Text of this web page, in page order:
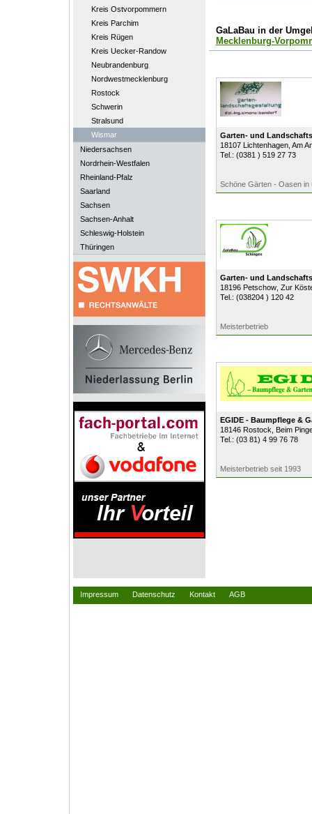
Kreis Ostvorpommern
Kreis Parchim
Kreis Rügen
Kreis Uecker-Randow
Neubrandenburg
Nordwestmecklenburg
Rostock
Schwerin
Stralsund
Wismar
Niedersachsen
Nordrhein-Westfalen
Rheinland-Pfalz
Saarland
Sachsen
Sachsen-Anhalt
Schleswig-Holstein
Thüringen
GaLaBau in der
Mecklenburg-
Garten- und
18107 Lichtenhagen, Am
Tel.: (0381 ) 519 27 73
Schöne Gärten - Oasen in
Garten- und
18196 Petschow, Zur
Tel.: (038204 ) 120 42
Meisterbetrieb
EGIDE - Baumpflege &
18146 Rostock , Beim
Tel.: (03 81) 4 99 76 78
Meisterbetrieb seit 1993
Impressum Datenschutz Kontakt AGB